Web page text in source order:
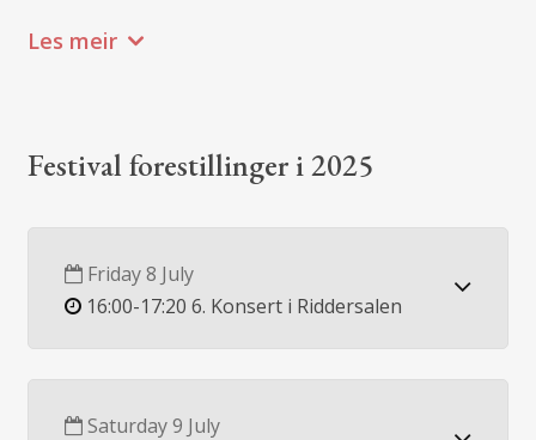
Les meir
Festival forestillinger i 2025
Friday 8 July
16:00-17:20 6. Konsert i Riddersalen
Saturday 9 July